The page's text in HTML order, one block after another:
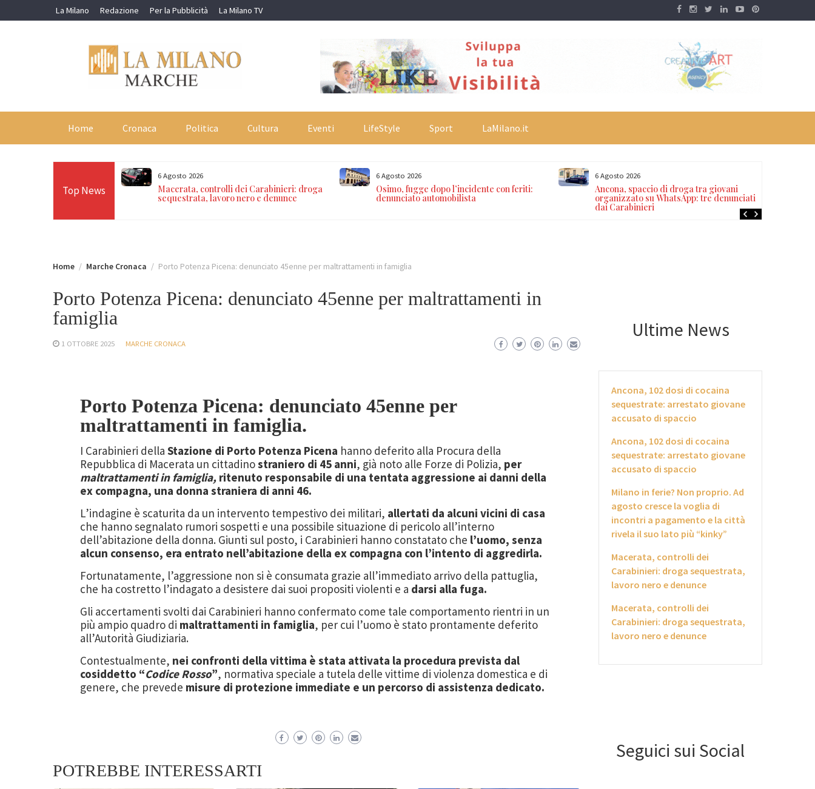
to
La Milano Redazione Per la Pubblicità La Milano TV
Home Cronaca Politica Cultura Eventi LifeStyle Sport LaMilano.it
Top News
di cocaina sequestrate:
accusato di spaccio
6 Agosto 2026
Macerata, controlli dei Carabinieri: droga
sequestrata, lavoro nero e denunce
6 Agosto 2026
Osimo, fugge dopo l’incidente con feriti:
denunciato automobilista
6 Agosto 2026
Ancona, spaccio di droga tra giovani
organizzato su WhatsApp: tre denunciati
dai Carabinieri
Home Marche Cronaca Porto Potenza Picena: denunciato 45enne per maltrattamenti in famiglia
Porto Potenza Picena: denunciato 45enne per maltrattamenti in
famiglia
1 OTTOBRE 2025 MARCHE CRONACA
Porto Potenza Picena: denunciato 45enne per
maltrattamenti in famiglia.
I Carabinieri della Stazione di Porto Potenza Picena hanno deferito alla Procura della
Repubblica di Macerata un cittadinostraniero di 45 anni, già noto alle Forze di Polizia, per
maltrattamenti in famiglia, ritenuto responsabile di una tentata aggressione ai danni della
ex compagna, una donna straniera di anni 46.
L’indagine è scaturita da un intervento tempestivo dei militari, allertati da alcuni vicini di casa
che hanno segnalato rumori sospetti e una possibile situazione di pericolo all’interno
dell’abitazione della donna. Giunti sul posto, i Carabinieri hanno constatato che l’uomo, senza
alcun consenso, era entrato nell’abitazione della ex compagna con l’intento di aggredirla.
Fortunatamente, l’aggressione non si è consumata grazie all’immediato arrivo della pattuglia,
che ha costretto l’indagato a desistere dai suoi propositi violenti e a darsi alla fuga.
Gli accertamenti svolti dai Carabinieri hanno confermato come tale comportamento rientri in un
più ampio quadro di maltrattamenti in famiglia, per cui l’uomo è stato prontamente deferito
all’Autorità Giudiziaria.
Contestualmente, nei confronti della vittima è stata attivata la procedura prevista dal
cosiddetto “Codice Rosso”, normativa speciale a tutela delle vittime di violenza domestica e di
genere, che prevede misure di protezione immediate e un percorso di assistenza dedicato.
POTREBBE INTERESSARTI
Ultime News
Ancona, 102 dosi di cocaina
sequestrate: arrestato giovane
accusato di spaccio
Ancona, 102 dosi di cocaina
sequestrate: arrestato giovane
accusato di spaccio
Milano in ferie? Non proprio. Ad
agosto cresce la voglia di
incontri a pagamento e la città
rivela il suo lato più “kinky”
Macerata, controlli dei
Carabinieri: droga sequestrata,
lavoro nero e denunce
Macerata, controlli dei
Carabinieri: droga sequestrata,
lavoro nero e denunce
Seguici sui Social